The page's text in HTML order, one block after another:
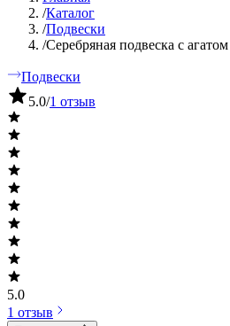
/Каталог
/Подвески
/Серебряная подвеска с агатом
Подвески
5.0/1 отзыв
5.0
1 отзыв